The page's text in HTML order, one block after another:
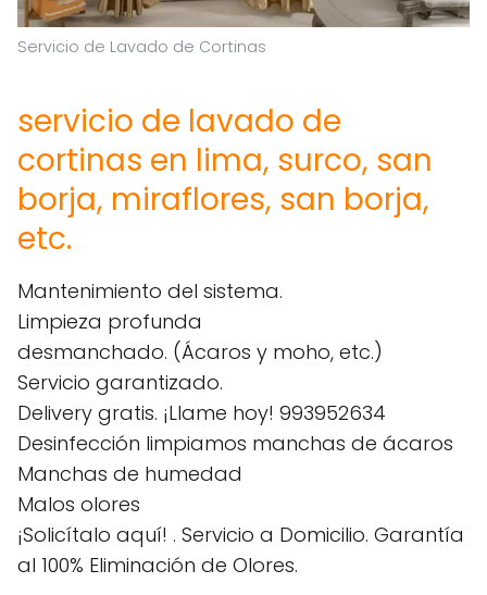
Servicio de Lavado de Cortinas
servicio de lavado de
cortinas en lima, surco, san
borja, miraflores, san borja,
etc.
Mantenimiento del sistema.
Limpieza profunda
desmanchado. (Ácaros y moho, etc.)
Servicio garantizado.
Delivery gratis. ¡Llame hoy! 993952634
Desinfección limpiamos manchas de ácaros
Manchas de humedad
Malos olores
¡Solicítalo aquí! . Servicio a Domicilio. Garantía
al 100% Eliminación de Olores.